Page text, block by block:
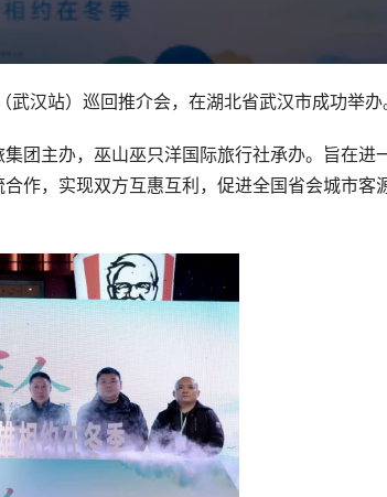
汉站）巡回推介会，在湖北省武汉市成功举办
主办，巫山巫只洋国际旅行社承办。旨在进
作，实现双方互惠互利，促进全国省会城市客